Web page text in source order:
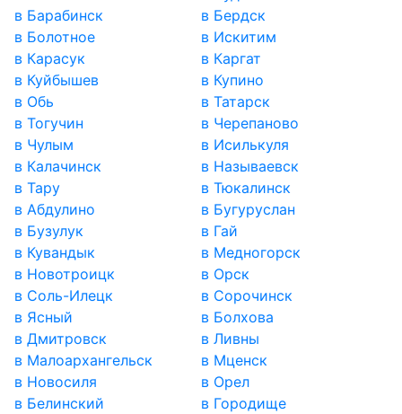
в Барабинск
в Бердск
в Болотное
в Искитим
в Карасук
в Каргат
в Куйбышев
в Купино
в Обь
в Татарск
в Тогучин
в Черепаново
в Чулым
в Исилькуля
в Калачинск
в Называевск
в Тару
в Тюкалинск
в Абдулино
в Бугуруслан
в Бузулук
в Гай
в Кувандык
в Медногорск
в Новотроицк
в Орск
в Соль-Илецк
в Сорочинск
в Ясный
в Болхова
в Дмитровск
в Ливны
в Малоархангельск
в Мценск
в Новосиля
в Орел
в Белинский
в Городище